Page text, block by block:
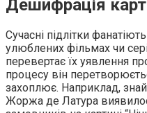
Дешифрація
Сучасні підлітки
улюблених фільмах чи
перевертає їх уявлення
процесу він
захоплює. Наприклад,
Жоржа де Латура